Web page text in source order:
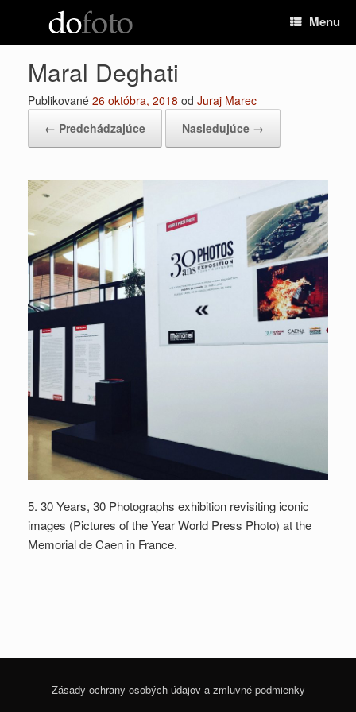
Menu
Maral Deghati
Publikované 26 októbra, 2018 od Juraj Marec
← Predchádzajúce
Nasledujúce →
5. 30 Years, 30 Photographs exhibition revisiting iconic
images (Pictures of the Year World Press Photo) at the
Memorial de Caen in France.
Zásady ochrany osobých údajov a zmluvné podmienky